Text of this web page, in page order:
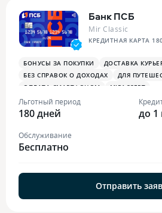
Банк ПСБ
Mir Classic
БОНУСЫ ЗА ПОКУПКИ
ДОСТАВКА
БЕЗ СПРАВОК О ДОХОДАХ
ДЛЯ
ОПЛАТА СМАРТФОНОМ
MIRACCEPT
БОНУСЫ ЗА МЕДИЦИНСКИЕ УСЛУГИ
Льготный период
180 дней до
Обслуживание
Бесплатно
Отправить